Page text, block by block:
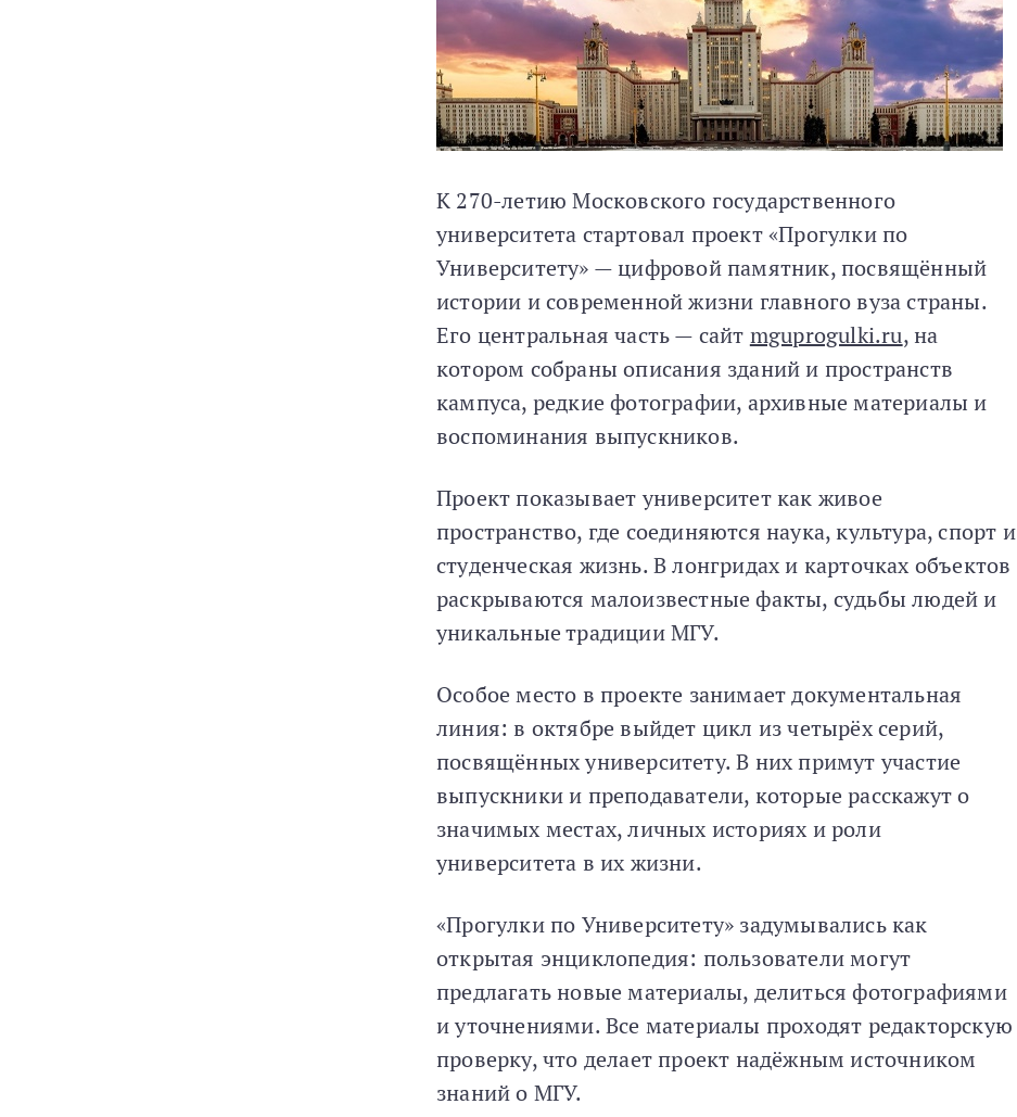
К 270-летию Московского государственного
университета стартовал проект «Прогулки по
Университету» — цифровой памятник, посвящённый
истории и современной жизни главного вуза страны.
Его центральная часть — сайт mguprogulki.ru, на
котором собраны описания зданий и пространств
кампуса, редкие фотографии, архивные материалы и
воспоминания выпускников.
Проект показывает университет как живое
пространство, где соединяются наука, культура, спорт и
студенческая жизнь. В лонгридах и карточках объектов
раскрываются малоизвестные факты, судьбы людей и
уникальные традиции МГУ.
Особое место в проекте занимает документальная
линия: в октябре выйдет цикл из четырёх серий,
посвящённых университету. В них примут участие
выпускники и преподаватели, которые расскажут о
значимых местах, личных историях и роли
университета в их жизни.
«Прогулки по Университету» задумывались как
открытая энциклопедия: пользователи могут
предлагать новые материалы, делиться фотографиями
и уточнениями. Все материалы проходят редакторскую
проверку, что делает проект надёжным источником
знаний о МГУ.